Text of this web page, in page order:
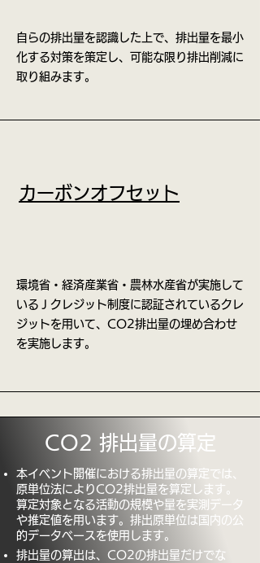
自らの排出量を認識した上で、排出量を最小
化する対策を策定し、可能な限り排出削減に
取り組みます。
カーボンオフセット
環境省・経済産業省・農林水産省が実施して
いるＪクレジット制度に認証されているクレ
ジットを用いて、CO2排出量の埋め合わせ
を実施します。
CO2 排出量の算定
本イベント開催における排出量の算定では、
原単位法によりCO2排出量を算定します。
算定対象となる活動の規模や量を実測データ
や推定値を用います。排出原単位は国内の公
的データベースを使用します。
排出量の算出は、CO2の排出量だけでな